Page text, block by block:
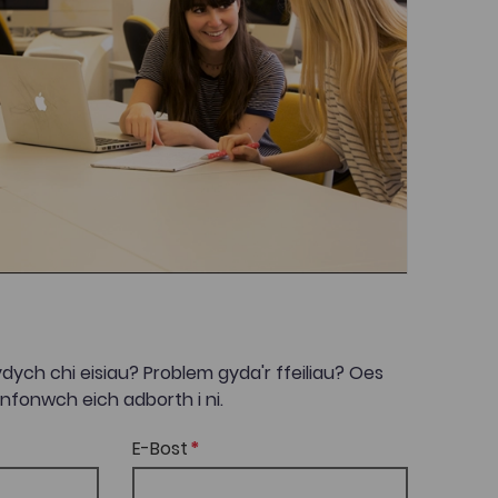
chi eisiau? Problem gyda'r ffeiliau? Oes
eich adborth i ni.
E-Bost